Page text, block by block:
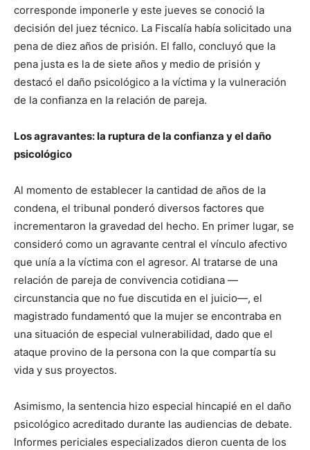
corresponde imponerle y este jueves se conoció la
decisión del juez técnico. La Fiscalía había solicitado una
pena de diez años de prisión. El fallo, concluyó que la
pena justa es la de siete años y medio de prisión y
destacó el daño psicológico a la víctima y la vulneración
de la confianza en la relación de pareja.
Los agravantes: la ruptura de la confianza y el daño
psicológico
Al momento de establecer la cantidad de años de la
condena, el tribunal ponderó diversos factores que
incrementaron la gravedad del hecho. En primer lugar, se
consideró como un agravante central el vínculo afectivo
que unía a la víctima con el agresor. Al tratarse de una
relación de pareja de convivencia cotidiana —
circunstancia que no fue discutida en el juicio—, el
magistrado fundamentó que la mujer se encontraba en
una situación de especial vulnerabilidad, dado que el
ataque provino de la persona con la que compartía su
vida y sus proyectos.
Asimismo, la sentencia hizo especial hincapié en el daño
psicológico acreditado durante las audiencias de debate.
Informes periciales especializados dieron cuenta de los